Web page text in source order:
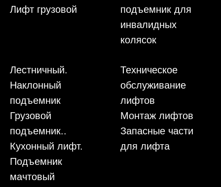
Лифт грузовой
подъемник для
инвалидных
колясок
Лестничный.
Наклонный
подъемник
Грузовой
подъемник..
Кухонный лифт.
Подъемник
мачтовый
Техническое
обслуживание
лифтов
Монтаж лифтов
Запасные части
для лифта